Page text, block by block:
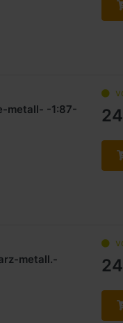
metall- -1:87-
metall.-